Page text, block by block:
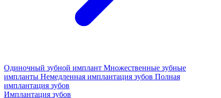
Одиночный зубной имплант Множественные зубные
импланты Немедленная имплантация зубов Полная
имплантация зубов
Имплантация зубов